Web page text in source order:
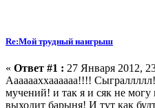
Re:Мой трудный наигрыш
« Ответ #1 : 27 Января 2012,
Ааааааххаааааа!!!!
мучений! и так я и сяк не могу
выходит барыня! И тут как